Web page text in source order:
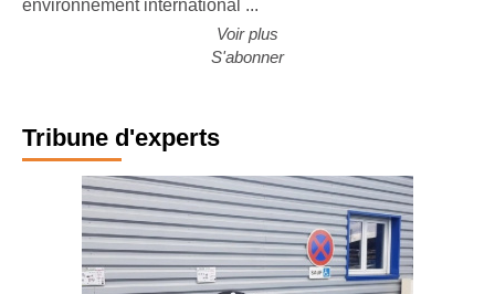
Voir plus
Tribune d'experts